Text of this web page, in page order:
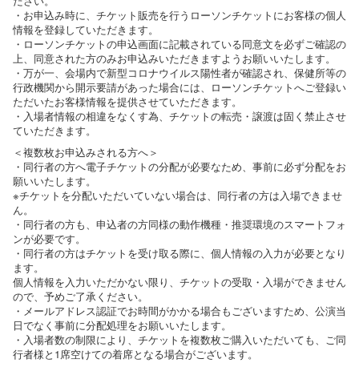
・お申込み時に、チケット販売を行うローソンチケットにお客様の個人
情報を登録していただきます。
・ローソンチケットの申込画面に記載されている同意文を必ずご確認の
上、同意された方のみお申込みいただきますようお願いいたします。
・万が一、会場内で新型コロナウイルス陽性者が確認され、保健所等の
行政機関から開示要請があった場合には、ローソンチケットへご登録い
ただいたお客様情報を提供させていただきます。
・入場者情報の相違をなくす為、チケットの転売・譲渡は固く禁止させ
ていただきます。
＜複数枚お申込みされる方へ＞
・同行者の方へ電子チケットの分配が必要なため、事前に必ず分配をお
願いいたします。
※チケットを分配いただいていない場合は、同行者の方は入場できませ
ん。
・同行者の方も、申込者の方同様の動作機種・推奨環境のスマートフォ
ンが必要です。
・同行者の方はチケットを受け取る際に、個人情報の入力が必要となり
ます。
個人情報を入力いただかない限り、チケットの受取・入場ができません
ので、予めご了承ください。
・メールアドレス認証でお時間がかかる場合もございますため、公演当
日でなく事前に分配処理をお願いいたします。
・入場者数の制限により、チケットを複数枚ご購入いただいても、ご同
行者様と1席空けての着席となる場合がございます。